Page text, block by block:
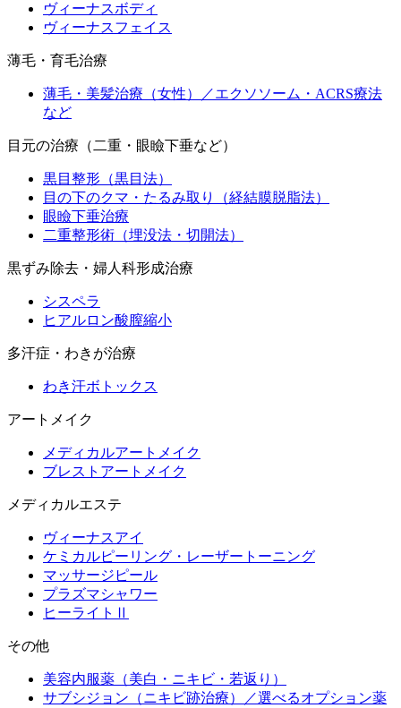
ヴィーナスボディ
ヴィーナスフェイス
薄毛・育毛治療
薄毛・美髪治療（女性）／エクソソーム・ACRS療法
など
目元の治療（二重・眼瞼下垂など）
黒目整形（黒目法）
目の下のクマ・たるみ取り（経結膜脱脂法）
眼瞼下垂治療
二重整形術（埋没法・切開法）
黒ずみ除去・婦人科形成治療
シスペラ
ヒアルロン酸膣縮小
多汗症・わきが治療
わき汗ボトックス
アートメイク
メディカルアートメイク
ブレストアートメイク
メディカルエステ
ヴィーナスアイ
ケミカルピーリング・レーザートーニング
マッサージピール
プラズマシャワー
ヒーライトⅡ
その他
美容内服薬（美白・ニキビ・若返り）
サブシジョン（ニキビ跡治療）／選べるオプション薬